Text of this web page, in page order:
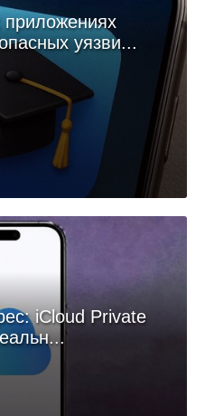
приложениях
уязви...
iCloud Private